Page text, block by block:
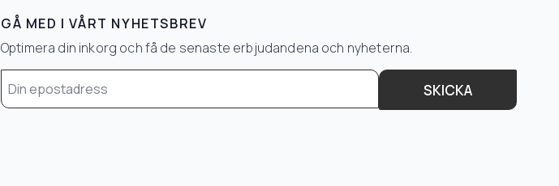
GÅ MED I VÅRT NYHETSBREV
Optimera din inkorg och få de senaste erbjudandena och nyheterna.
Email
* SKICKA